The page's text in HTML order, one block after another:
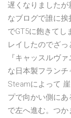
遅くなりました
なブログで誰に
でGT5に飽きてし
レイしたのでざ
『キャッスルヴ
な日本製フラン
Steamによって
プで向かい側に
で左へ進む。つ